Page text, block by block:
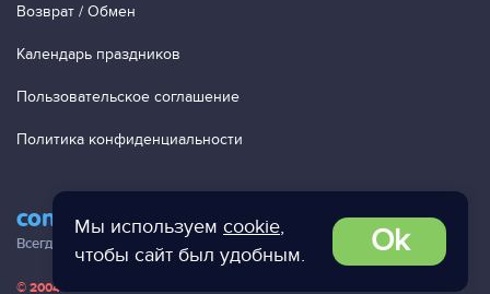
Мы используем cookie,
чтобы сайт был удобным.
Ok
contact@ac-studio.ru
Всегда отвечаем на ваши письма!
Возврат / Обмен
Календарь праздников
Пользовательское соглашение
Политика конфиденциальности
© 2004 — 2026